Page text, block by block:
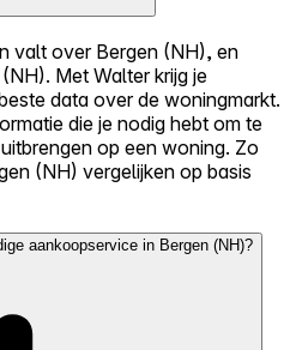
valt over Bergen (NH), en
Met Walter krijg je
data over de woningmarkt.
die je nodig hebt om te
op een woning. Zo
(NH) vergelijken op basis
aankoopservice in Bergen (NH)?